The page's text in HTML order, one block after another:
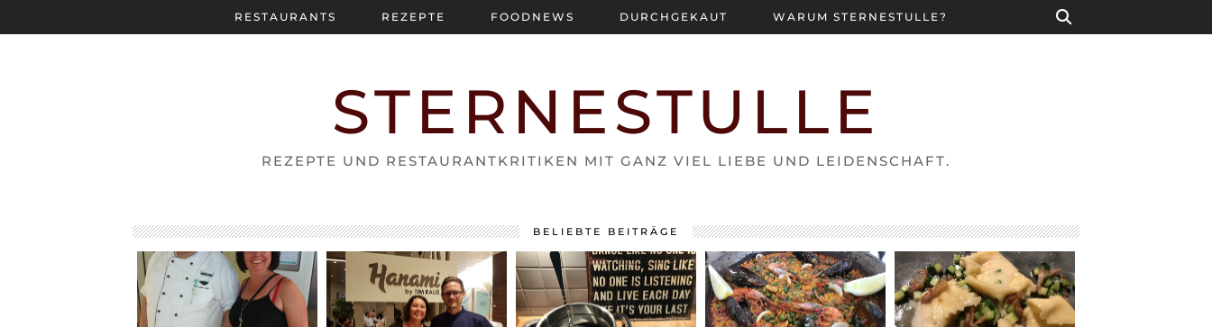
STERNESTULLE
REZEPTE UND RESTAURANTKRITIKEN MIT GANZ VIEL LIEBE UND LEIDENSCHAFT.
RESTAURANTS REZEPTE FOODNEWS DURCHGEKAUT WARUM STERNESTULLE?
BELIEBTE BEITRÄGE